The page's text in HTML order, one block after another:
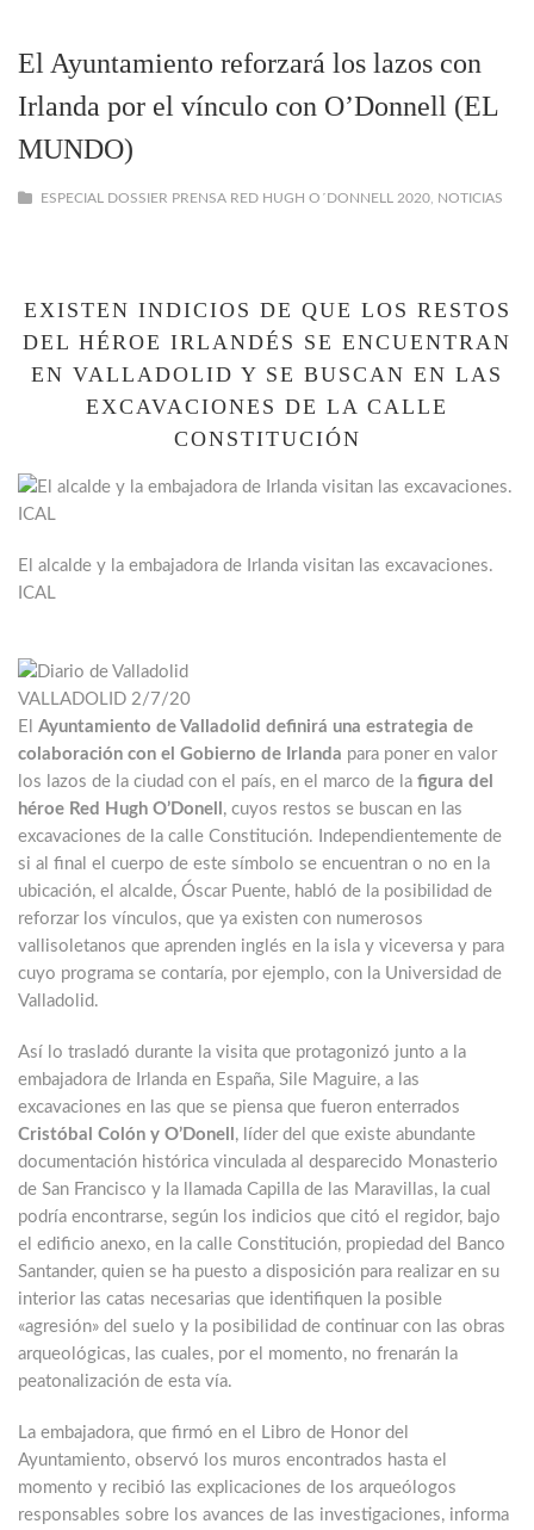
El Ayuntamiento reforzará los lazos con
Irlanda por el vínculo con O’Donnell (EL
MUNDO)
ESPECIAL DOSSIER PRENSA RED HUGH O´DONNELL 2020 NOTICIAS
EXISTEN INDICIOS DE QUE LOS RESTOS
DEL HÉROE IRLANDÉS SE ENCUENTRAN
EN VALLADOLID Y SE BUSCAN EN LAS
EXCAVACIONES DE LA CALLE
CONSTITUCIÓN
El alcalde y la embajadora de Irlanda visitan las excavaciones.
ICAL
VALLADOLID 2/7/20
El Ayuntamiento de Valladolid definirá una estrategia de
colaboración con el Gobierno de Irlanda para poner en valor
los lazos de la ciudad con el país, en el marco de la figura del
héroe Red Hugh O’Donell , cuyos restos se buscan en las
excavaciones de la calle Constitución. Independientemente de
si al final el cuerpo de este símbolo se encuentran o no en la
ubicación, el alcalde, Óscar Puente, habló de la posibilidad de
reforzar los vínculos, que ya existen con numerosos
vallisoletanos que aprenden inglés en la isla y viceversa y para
cuyo programa se contaría, por ejemplo, con la Universidad de
Valladolid.
Así lo trasladó durante la visita que protagonizó junto a la
embajadora de Irlanda en España, Sile Maguire, a las
excavaciones en las que se piensa que fueron enterrados
Cristóbal Colón y O’Donell , líder del que existe abundante
documentación histórica vinculada al desparecido Monasterio
de San Francisco y la llamada Capilla de las Maravillas, la cual
podría encontrarse, según los indicios que citó el regidor, bajo
el edificio anexo, en la calle Constitución, propiedad del Banco
Santander, quien se ha puesto a disposición para realizar en su
interior las catas necesarias que identifiquen la posible
«agresión» del suelo y la posibilidad de continuar con las obras
arqueológicas, las cuales, por el momento, no frenarán la
peatonalización de esta vía.
La embajadora, que firmó en el Libro de Honor del
Ayuntamiento, observó los muros encontrados hasta el
momento y recibió las explicaciones de los arqueólogos
responsables sobre los avances de las investigaciones, informa